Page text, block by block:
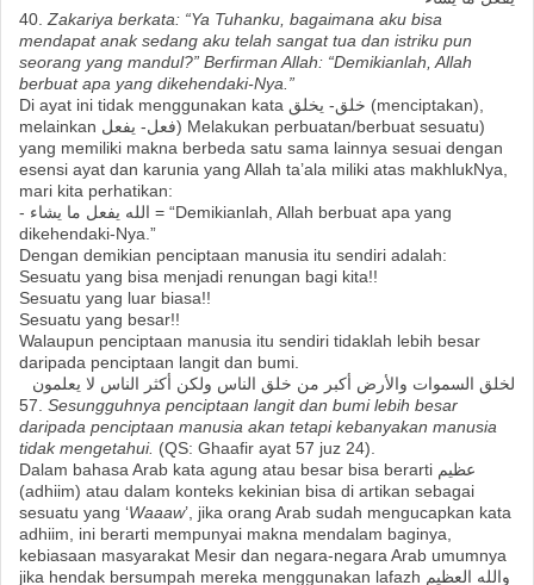
40. Zakariya berkata: “Ya Tuhanku, bagaimana aku bisa
mendapat anak sedang aku telah sangat tua dan istriku pun
seorang yang mandul?” Berfirman Allah: “Demikianlah, Allah
berbuat apa yang dikehendaki-Nya.”
Di ayat ini tidak menggunakan kata خلق- يخلق (menciptakan),
melainkan فعل- يفعل) Melakukan perbuatan/berbuat sesuatu)
yang memiliki makna berbeda satu sama lainnya sesuai dengan
esensi ayat dan karunia yang Allah ta’ala miliki atas makhlukNya,
mari kita perhatikan:
- الله يفعل ما يشاء = “Demikianlah, Allah berbuat apa yang
dikehendaki-Nya.”
Dengan demikian penciptaan manusia itu sendiri adalah:
Sesuatu yang bisa menjadi renungan bagi kita!!
Sesuatu yang luar biasa!!
Sesuatu yang besar!!
Walaupun penciptaan manusia itu sendiri tidaklah lebih besar
daripada penciptaan langit dan bumi.
لخلق السموات والأرض أكبر من خلق الناس ولكن أكثر الناس لا يعلمون
57. Sesungguhnya penciptaan langit dan bumi lebih besar
daripada penciptaan manusia akan tetapi kebanyakan manusia
tidak mengetahui. (QS: Ghaafir ayat 57 juz 24).
Dalam bahasa Arab kata agung atau besar bisa berarti عظيم
(adhiim) atau dalam konteks kekinian bisa di artikan sebagai
sesuatu yang ‘Waaaw’, jika orang Arab sudah mengucapkan kata
adhiim, ini berarti mempunyai makna mendalam baginya,
kebiasaan masyarakat Mesir dan negara-negara Arab umumnya
jika hendak bersumpah mereka menggunakan lafazh والله العظيم